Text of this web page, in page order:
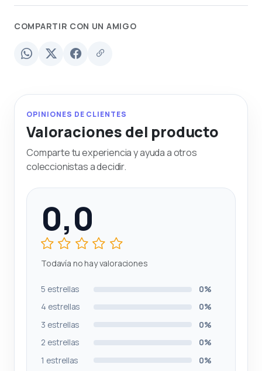
COMPARTIR CON UN AMIGO
OPINIONES DE CLIENTES
Valoraciones del producto
Comparte tu experiencia y ayuda a otros
coleccionistas a decidir.
0,0
Todavía no hay valoraciones
5 estrellas
0%
4 estrellas
0%
3 estrellas
0%
2 estrellas
0%
1 estrellas
0%